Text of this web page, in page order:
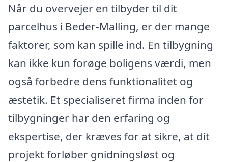
Når du overvejer en tilbyder til dit
parcelhus i Beder-Malling, er der mange
faktorer, som kan spille ind. En tilbygning
kan ikke kun forøge boligens værdi, men
også forbedre dens funktionalitet og
æstetik. Et specialiseret firma inden for
tilbygninger har den erfaring og
ekspertise, der kræves for at sikre, at dit
projekt forløber gnidningsløst og